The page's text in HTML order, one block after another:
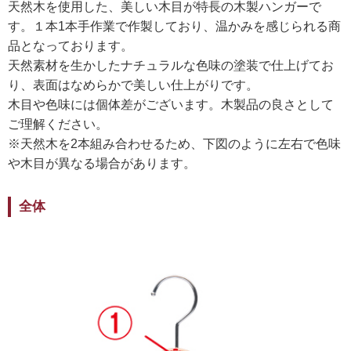
天然木を使用した、美しい木目が特長の木製ハンガーで
す。１本1本手作業で作製しており、温かみを感じられる商
品となっております。
天然素材を生かしたナチュラルな色味の塗装で仕上げてお
り、表面はなめらかで美しい仕上がりです。
木目や色味には個体差がございます。木製品の良さとして
ご理解ください。
※天然木を2本組み合わせるため、下図のように左右で色味
や木目が異なる場合があります。
全体